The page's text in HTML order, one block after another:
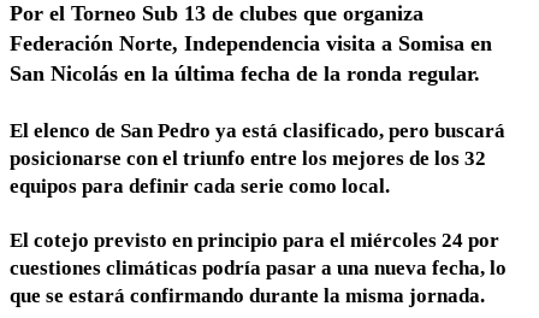
Por el Torneo Sub 13 de clubes que organiza
Federación Norte, Independencia visita a Somisa en
San Nicolás en la última fecha de la ronda regular.
El elenco de San Pedro ya está clasificado, pero buscará
posicionarse con el triunfo entre los mejores de los 32
equipos para definir cada serie como local.
El cotejo previsto en principio para el miércoles 24 por
cuestiones climáticas podría pasar a una nueva fecha, lo
que se estará confirmando durante la misma jornada.